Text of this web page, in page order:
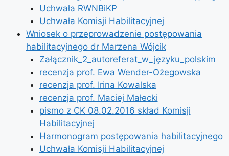
Uchwała RWNBiKP
Uchwała Komisji Habilitacyjnej
Wniosek o przeprowadzenie postępowania
habilitacyjnego dr Marzena Wójcik
Załącznik_2_autoreferat_w_języku_polskim
recenzja prof. Ewa Wender-Ożegowska
recenzja prof. Irina Kowalska
recenzja prof. Maciej Małecki
pismo z CK 08.02.2016 skład Komisji
Habilitacyjnej
Harmonogram postępowania habilitacyjnego
Uchwała Komisji Habilitacyjnej